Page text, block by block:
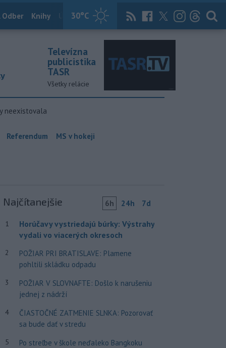
30°C
Odber Knihy Útulkovo Magazín News Now Archív
Televízna
publicistika
TASR
Všetky relácie
neexistovala
Referendum MS v hokeji
Najčítanejšie 6h 24h 7d
1
Horúčavy vystriedajú búrky: Výstrahy
vydali vo viacerých okresoch
2
POŽIAR PRI BRATISLAVE: Plamene
pohltili skládku odpadu
3
POŽIAR V SLOVNAFTE: Došlo k narušeniu
jednej z nádrží
4
ČIASTOČNÉ ZATMENIE SLNKA: Pozorovať
sa bude dať v stredu
5
Po streľbe v škole neďaleko Bangkoku